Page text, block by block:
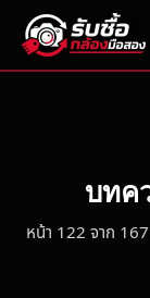
บทค
หน้า 122 จาก